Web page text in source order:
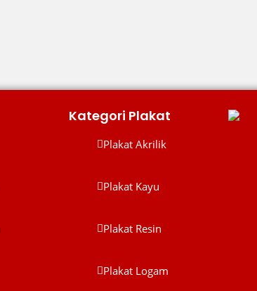
Kategori Plakat
Plakat Akrilik
Plakat Kayu
Plakat Resin
Plakat Logam